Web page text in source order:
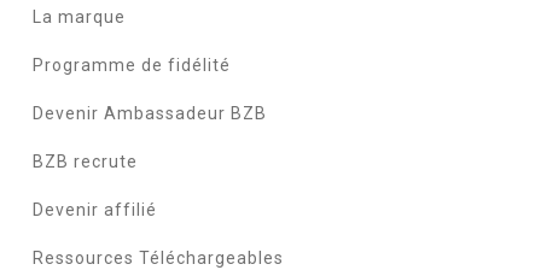
La marque
Programme de fidélité
Devenir Ambassadeur BZB
BZB recrute
Devenir affilié
Ressources Téléchargeables